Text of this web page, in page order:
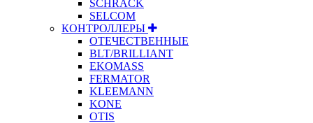
SCHRACK
SELCOM
КОНТРОЛЛЕРЫ
ОТЕЧЕСТВЕННЫЕ
BLT/BRILLIANT
EKOMASS
FERMATOR
KLEEMANN
KONE
OTIS